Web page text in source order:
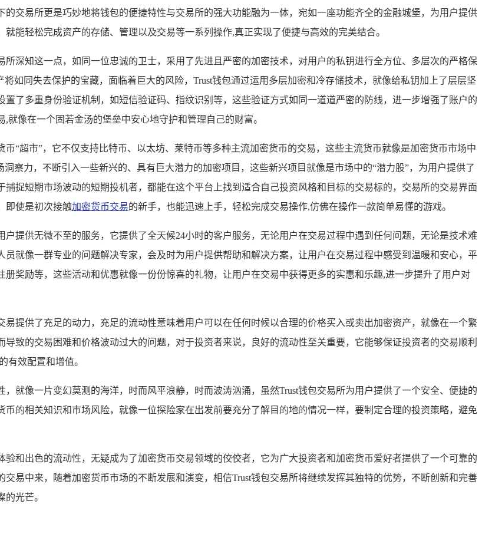
交易所更是巧妙地将钱包的便捷特性与交易所的强大功能融为一体，宛如一座功能齐全的金融城堡，为用户提供
能轻松完成资产的存储、管理以及交易等一系列操作,真正实现了便捷与高效的完美结合。
深知这一点，如同一位忠诚的卫士，采用了先进且严密的加密技术，对用户的私钥进行全方位、多层次的严格保
如同失去保护的宝藏，面临着巨大的风险，Trust钱包通过运用多层加密和冷存储技术，就像给私钥加上了层层坚
了多重身份验证机制，如短信验证码、指纹识别等，这些验证方式如同一道道严密的防线，进一步增强了账户的
像在一个固若金汤的堡垒中安心地守护和管理自己的财富。
“超市”，它不仅支持比特币、以太坊、莱特币等多种主流加密货币的交易，这些主流货币就像是加密货币市场中
察力，不断引入一些新兴的、具有巨大潜力的加密项目，这些新兴项目就像是市场中的“潜力股”，为用户提供了
捉短期市场波动的短期投机者，都能在这个平台上找到适合自己投资风格和目标的交易标的，交易所的交易界面
即使是初次接触加密货币交易的新手，也能迅速上手，轻松完成交易操作,仿佛在操作一款简单易懂的游戏。
提供无微不至的服务，它提供了全天候24小时的客户服务，无论用户在交易过程中遇到任何问题，无论是技术难
就像一群专业的问题解决专家，会及时为用户提供帮助和解决方案，让用户在交易过程中感受到温暖和安心，平
奖励等，这些活动和优惠就像一份份惊喜的礼物，让用户在交易中获得更多的实惠和乐趣,进一步提升了用户对
提供了充足的动力，充足的流动性意味着用户可以在任何时候以合理的价格买入或卖出加密资产，就像在一个繁
致的交易困难和价格波动过大的问题，对于投资者来说，良好的流动性至关重要，它能够保证投资者的交易顺利
有效配置和增值。
就像一片变幻莫测的海洋，时而风平浪静，时而波涛汹涌，虽然Trust钱包交易所为用户提供了一个安全、便捷的
的相关知识和市场风险，就像一位探险家在出发前要充分了解目的地的情况一样，要制定合理的投资策略，避免
和出色的流动性，无疑成为了加密货币交易领域的佼佼者，它为广大投资者和加密货币爱好者提供了一个可靠的
易中来，随着加密货币市场的不断发展和演变，相信Trust钱包交易所将继续发挥其独特的优势，不断创新和完善
光芒。